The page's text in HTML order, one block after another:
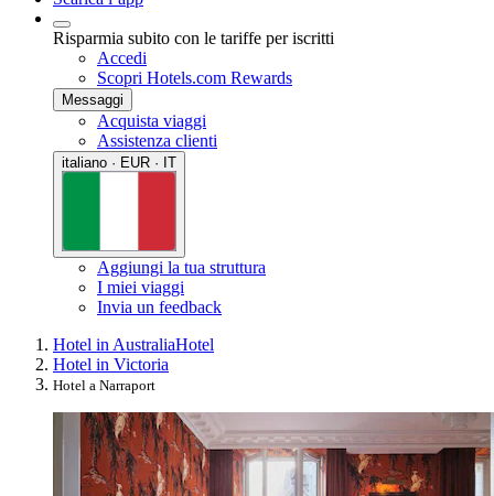
Risparmia subito con le tariffe per iscritti
Accedi
Scopri Hotels.com Rewards
Messaggi
Acquista viaggi
Assistenza clienti
italiano · EUR · IT
Aggiungi la tua struttura
I miei viaggi
Invia un feedback
Hotel in AustraliaHotel
Hotel in Victoria
Hotel a Narraport